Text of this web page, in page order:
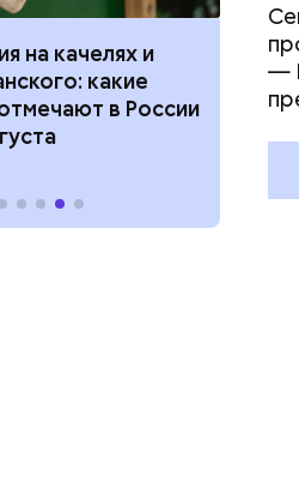
на качелях и
какие
в России
с—